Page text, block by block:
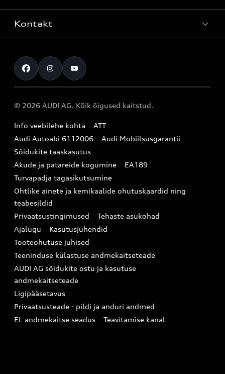
Laoautod
Müügikampaaniad
Audi Liising 1%
Audi konfiguraator (konfiguraator on inglisekeelne)
Teenindus
Originaalosad
Garantiitingimused
Audi Tallinn
Pärnu esindus
Audi Tartu
Kontakt
Kontakt
Registreeru proovisõidule
Broneeri teenindus
Infopäring
Audi uudised
myAudi
Uudiskiri
© 2026 AUDI AG. Kõik õigused kaitstud.
Info veebilehe kohta
ATT
Audi Autoabi 6112006
Audi Mobiilsusgarantii
Sõidukite taaskasutus
Akude ja patareide kogumine
EA189
Turvapadja tagasikutsumine
Ohtlike ainete ja kemikaalide ohutuskaardid ning
teabesildid
Privaatsustingimused
Tehaste asukohad
Ajalugu
Kasutusjuhendid
Tooteohutuse juhised
Teeninduse külastuse andmekaitseteade
AUDI AG sõidukite ostu ja kasutuse
andmekaitseteade
Ligipääsetavus
Privaatsusteade - pildi ja anduri andmed
EL andmekaitse seadus
Teavitamise kanal